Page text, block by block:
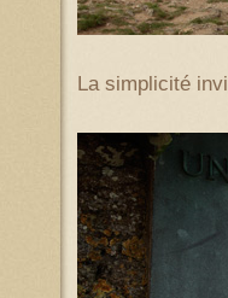
La simplicité